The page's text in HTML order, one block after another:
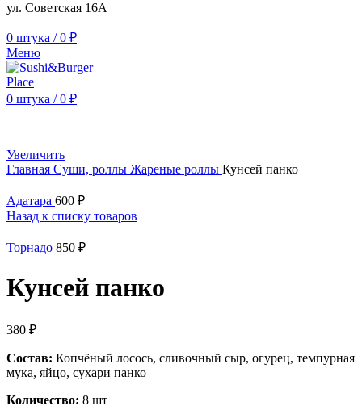
ул. Советская 16А
0 штука / 0 ₽
Меню
0 штука / 0 ₽
Увеличить
Главная Суши, роллы Жареные роллы Кунсей панко
Адатара 600 ₽
Назад к списку товаров
Торнадо 850 ₽
Кунсей панко
380 ₽
Состав: Копчёный лосось, сливочный сыр, огурец, темпурная
мука, яйцо, сухари панко
Количество: 8 шт